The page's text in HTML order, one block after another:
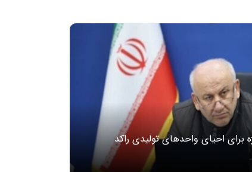
برای احیای واحدهای تولیدی راکد